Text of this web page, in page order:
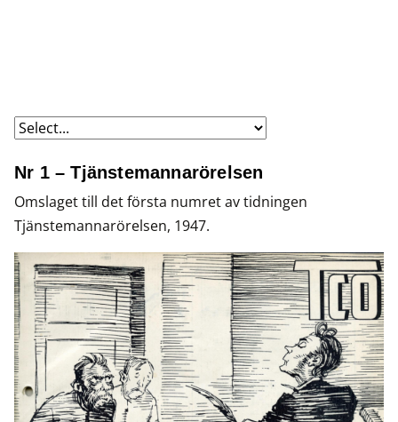
Nr 1 – Tjänstemannarörelsen
Omslaget till det första numret av tidningen
Tjänstemannarörelsen, 1947.